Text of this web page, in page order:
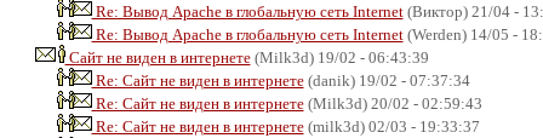
Re: Вывод Apache в глобальную сеть Internet(Виктор) 21/04 -
Re: Вывод Apache в глобальную сеть Internet(Werden) 14/05 -
Сайт не виден в интернете(Milk3d) 19/02 - 06:43:39
Re: Сайт не виден в интернете(danik) 19/02 - 07:37:34
Re: Сайт не виден в интернете(Milk3d) 20/02 - 02:59:43
Re: Сайт не виден в интернете(milk3d) 02/03 - 19:33:37